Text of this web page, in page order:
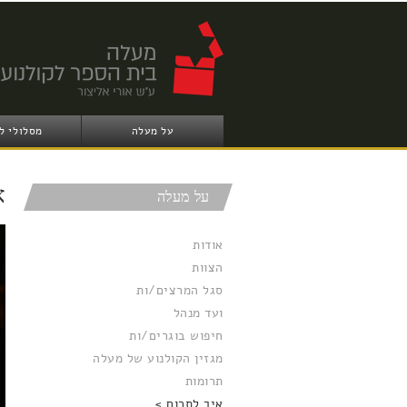
על מעלה מסלולי
על מעלה
אודות
הצוות
סגל המרצים/ות
ועד מנהל
חיפוש בוגרים/ות
מגזין הקולנוע של מעלה
תרומות